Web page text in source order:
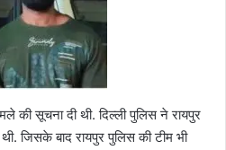
की सूचना दी थी. दिल्ली पुलिस ने रायपुर
जिसके बाद रायपुर पुलिस की टीम भी